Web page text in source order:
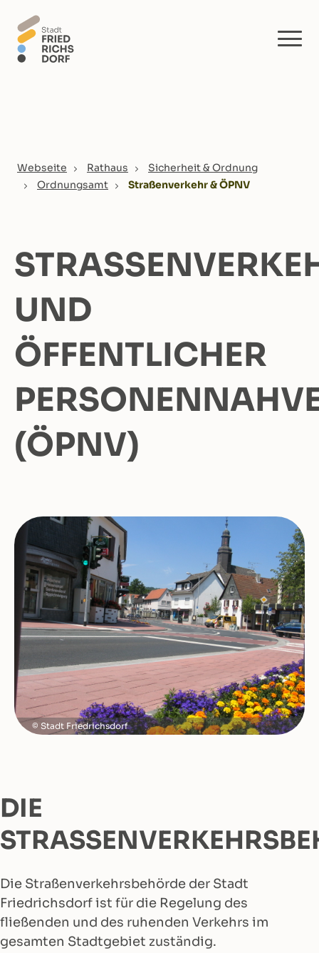
You are here:
Webseite Rathaus
Sicherheit & Ordnung
Ordnungsamt
Straßenverkehr & ÖPNV
ND Ö
FFENTLICHER P
ÖPNV)
Stadt Friedrichsdorf
DIE
Die Straßenverkehrsbehörde der Stadt
Friedrichsdorf ist für die Regelung des
fließenden und des ruhenden Verkehrs im
gesamten Stadtgebiet zuständig.